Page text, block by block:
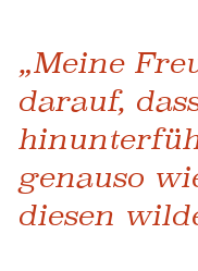
„Meine
darauf,
genauso
diesen